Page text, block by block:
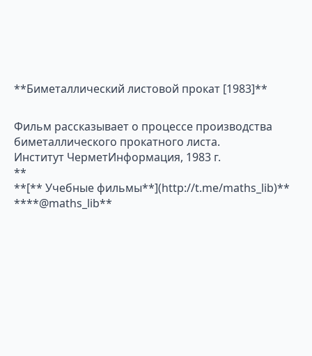
**Биметаллический листовой прокат [1983]**
Фильм рассказывает о процессе производства
биметаллического прокатного листа.
Институт ЧерметИнформация, 1983 г.
**
**[** Учебные фильмы**](http://t.me/maths_lib)**
****@maths_lib**